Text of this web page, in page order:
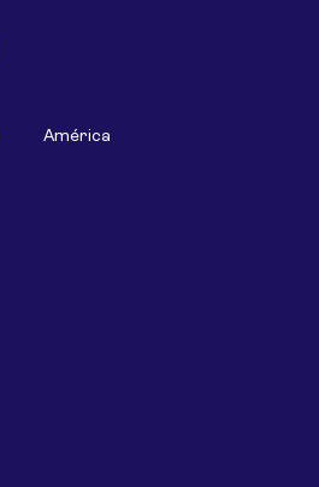
América